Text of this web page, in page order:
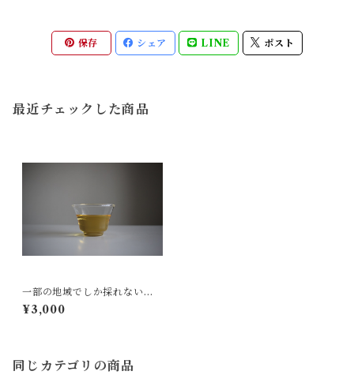
保存 シェア LINE ポスト
最近チェックした商品
一部の地域でしか採れない文
山茶 30g
¥3,000
同じカテゴリの商品